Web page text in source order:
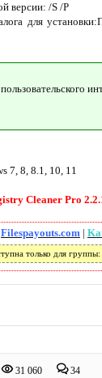
версии: /S /P
для
7, 8, 8.1, 10, 11
Cleaner Pro
Filespayouts.com|
только для группы:
31 060 34